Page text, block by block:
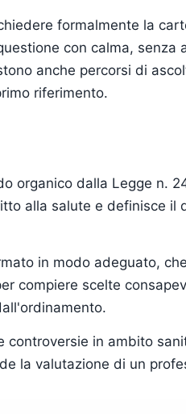
formalmente la
con calma,
anche percorsi di
riferimento.
organico dalla Legge n.
alla salute e definisce il
in modo adeguato,
compiere scelte
in ambito
la valutazione di un